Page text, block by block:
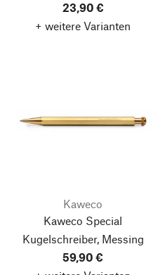
23,90 €
+ weitere Varianten
Kaweco
Kaweco Special
Kugelschreiber, Messing
59,90 €